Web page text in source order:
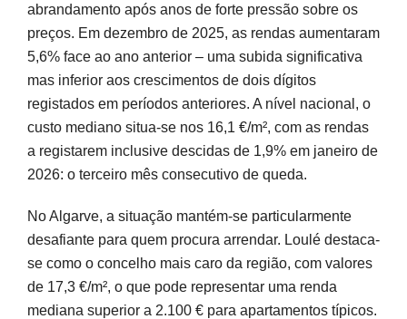
abrandamento após anos de forte pressão sobre os
preços. Em dezembro de 2025, as rendas aumentaram
5,6% face ao ano anterior – uma subida significativa
mas inferior aos crescimentos de dois dígitos
registados em períodos anteriores. A nível nacional, o
custo mediano situa-se nos 16,1 €/m², com as rendas
a registarem inclusive descidas de 1,9% em janeiro de
2026: o terceiro mês consecutivo de queda.
No Algarve, a situação mantém-se particularmente
desafiante para quem procura arrendar. Loulé destaca-
se como o concelho mais caro da região, com valores
de 17,3 €/m², o que pode representar uma renda
mediana superior a 2.100 € para apartamentos típicos.